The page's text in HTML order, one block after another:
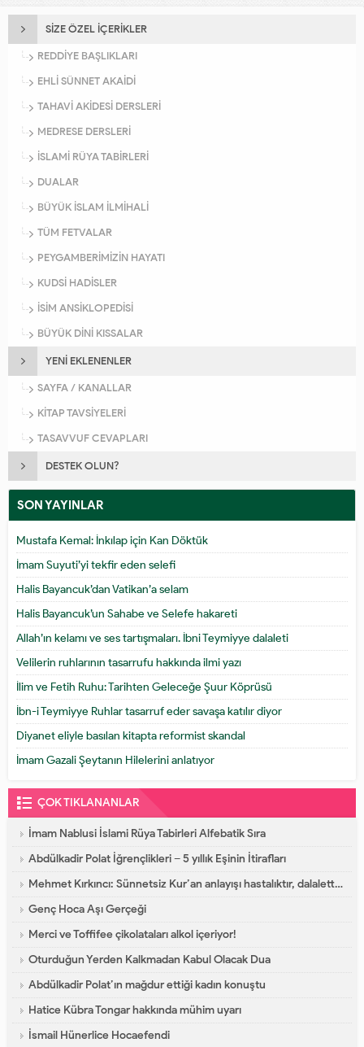
SİZE ÖZEL İÇERİKLER
REDDİYE BAŞLIKLARI
EHLİ SÜNNET AKAİDİ
TAHAVİ AKİDESİ DERSLERİ
MEDRESE DERSLERİ
İSLAMİ RÜYA TABİRLERİ
DUALAR
BÜYÜK İSLAM İLMİHALİ
TÜM FETVALAR
PEYGAMBERİMİZİN HAYATI
KUDSİ HADİSLER
İSİM ANSİKLOPEDİSİ
BÜYÜK DİNİ KISSALAR
YENİ EKLENENLER
SAYFA / KANALLAR
KİTAP TAVSİYELERİ
TASAVVUF CEVAPLARI
DESTEK OLUN?
SON YAYINLAR
Mustafa Kemal: İnkılap için Kan Döktük
İmam Suyuti’yi tekfir eden selefi
Halis Bayancuk’dan Vatikan’a selam
Halis Bayancuk’un Sahabe ve Selefe hakareti
Allah’ın kelamı ve ses tartışmaları. İbni Teymiyye dalaleti
Velilerin ruhlarının tasarrufu hakkında ilmi yazı
İlim ve Fetih Ruhu: Tarihten Geleceğe Şuur Köprüsü
İbn-i Teymiyye Ruhlar tasarruf eder savaşa katılır diyor
Diyanet eliyle basılan kitapta reformist skandal
İmam Gazali Şeytanın Hilelerini anlatıyor
ÇOK TIKLANANLAR
İmam Nablusi İslami Rüya Tabirleri Alfebatik Sıra
Abdülkadir Polat İğrençlikleri – 5 yıllık Eşinin İtirafları
Mehmet Kırkıncı: Sünnetsiz Kur’an anlayışı hastalıktır, dalalettir!
Genç Hoca Aşı Gerçeği
Merci ve Toffifee çikolataları alkol içeriyor!
Oturduğun Yerden Kalkmadan Kabul Olacak Dua
Abdülkadir Polat’ın mağdur ettiği kadın konuştu
Hatice Kübra Tongar hakkında mühim uyarı
İsmail Hünerlice Hocaefendi